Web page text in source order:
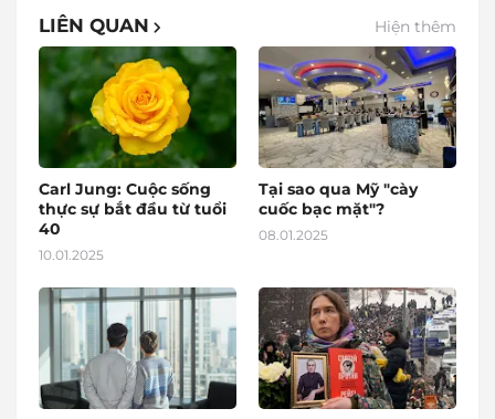
LIÊN QUAN Hiện thêm
Carl Jung: Cuộc sống
thực sự bắt đầu từ tuổi
40
10.01.2025
Tại sao qua Mỹ "cày
cuốc bạc mặt"?
08.01.2025